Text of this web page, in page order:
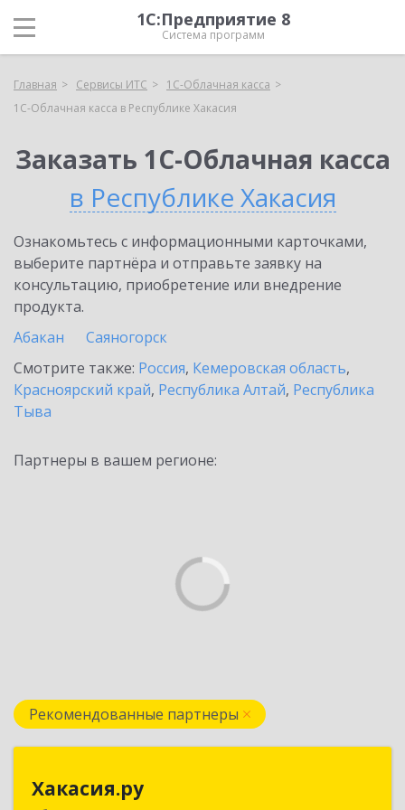
1С:Предприятие 8
Система программ
Главная Сервисы ИТС
1С-Облачная касса
1С-Облачная касса в Республике Хакасия
Заказать 1С-Облачная касса
в Республике Хакасия
Ознакомьтесь с информационными карточками,
выберите партнёра и отправьте заявку на
консультацию, приобретение или внедрение
продукта.
Абакан
Саяногорск
Смотрите также: Россия, Кемеровская область,
Красноярский край, Республика Алтай, Республика
Тыва
Партнеры в вашем регионе:
Рекомендованные партнеры
Хакасия.ру